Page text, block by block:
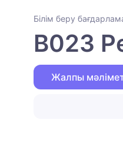
Білім беру
B023
Жалпы